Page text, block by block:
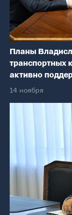
Планы
транспортных
активно
14 ноября